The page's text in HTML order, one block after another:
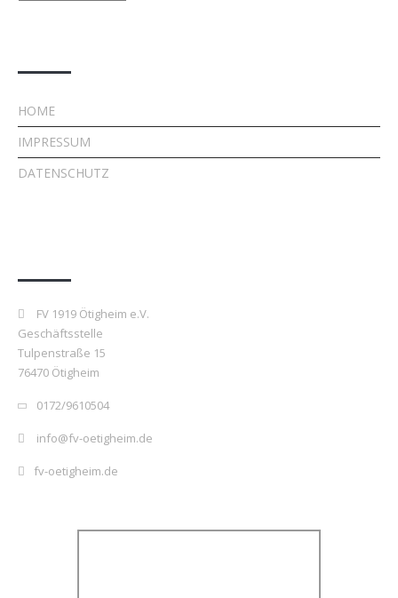
HOME
IMPRESSUM
DATENSCHUTZ
FV 1919 Ötigheim e.V.
Geschäftsstelle
Tulpenstraße 15
76470 Ötigheim
0172/9610504
info@fv-oetigheim.de
fv-oetigheim.de